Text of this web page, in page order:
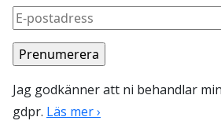
Jag godkänner att ni behandlar
gdpr. Läs mer ›